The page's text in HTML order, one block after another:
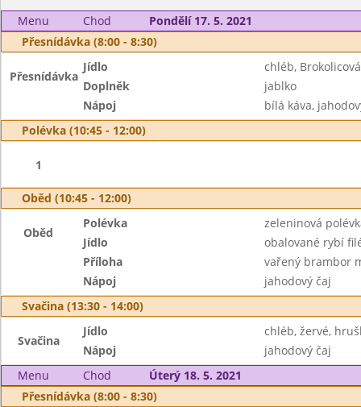
Menu Chod
Pondělí 17. 5. 2021
Přesnídávka (8:00 - 8:30)
Přesnídávka
Jídlo
chléb,
Doplněk
jablko
Nápoj
bílá káva,
Polévka (10:45 - 12:00)
1
Oběd (10:45 - 12:00)
Oběd
Polévka
zeleninová
Jídlo
obalované rybí
Příloha
vařený brambor
Nápoj
jahodový čaj
Svačina (13:30 - 14:00)
Svačina
Jídlo
chléb, žervé,
Nápoj
jahodový čaj
Menu
Chod
Úterý 18. 5. 2021
Přesnídávka (8:00 - 8:30)